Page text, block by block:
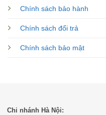
Chính sách bảo hành
Chính sách đổi trả
Chính sách bảo mật
Chi nhánh Hà Nội: